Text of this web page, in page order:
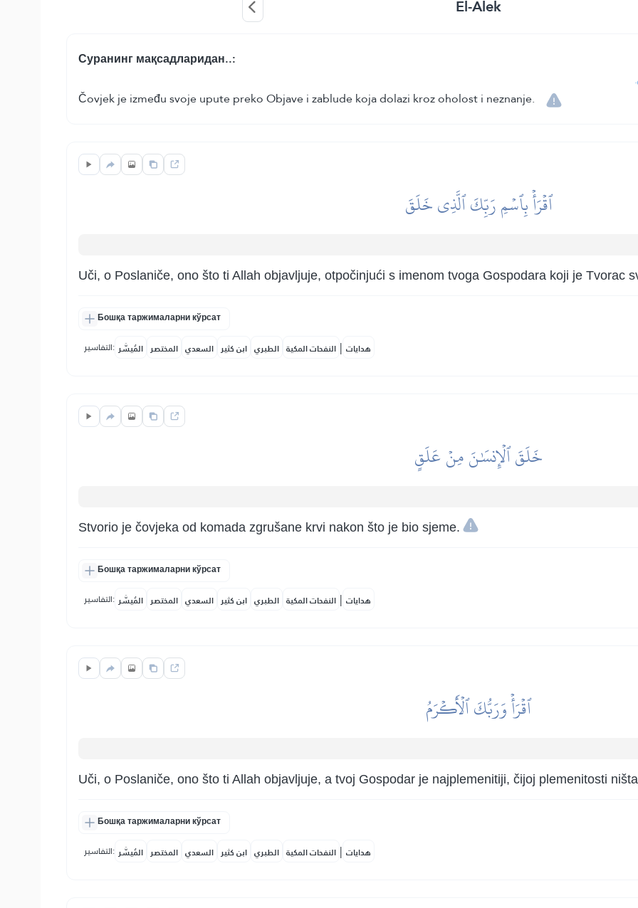
El-Alek
Суранинг мақсадларидан..:
Čovjek je između svoje upute preko Objave i zablude koja dolazi kroz oholost i neznanje.
ٱقۡرَأۡ بِٱسۡمِ رَبِّكَ ٱلَّذِي خَلَقَ
Uči, o Poslaniče, ono što ti Allah objavljuje, otpočinjući s imenom tvoga Gospodara koji je Tvorac
Бошқа таржималарни кўрсат
التفاسير: المُيسَّر المختصر السعدي ابن كثير الطبري النفحات المكية | هدايات
خَلَقَ ٱلۡإِنسَٰنَ مِنۡ عَلَقٍ
Stvorio je čovjeka od komada zgrušane krvi nakon što je bio sjeme.
Бошқа таржималарни кўрсат
التفاسير: المُيسَّر المختصر السعدي ابن كثير الطبري النفحات المكية | هدايات
ٱقۡرَأۡ وَرَبُّكَ ٱلۡأَكۡرَمُ
Uči, o Poslaniče, ono što ti Allah objavljuje, a tvoj Gospodar je najplemenitiji, čijoj plemenitosti
Бошқа таржималарни кўрсат
التفاسير: المُيسَّر المختصر السعدي ابن كثير الطبري النفحات المكية | هدايات